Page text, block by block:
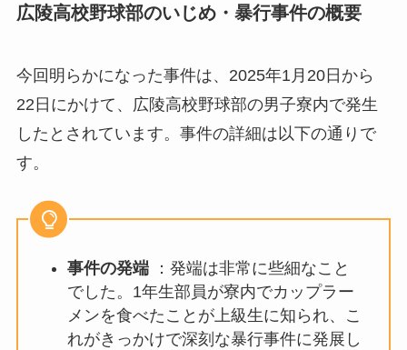
広陵高校野球部のいじめ・暴行事件の概要
今回明らかになった事件は、2025年1月20日から
22日にかけて、広陵高校野球部の男子寮内で発生
したとされています。事件の詳細は以下の通りで
す。
事件の発端：発端は非常に些細なこと
でした。1年生部員が寮内でカップラー
メンを食べたことが上級生に知られ、こ
れがきっかけで深刻な暴行事件に発展し